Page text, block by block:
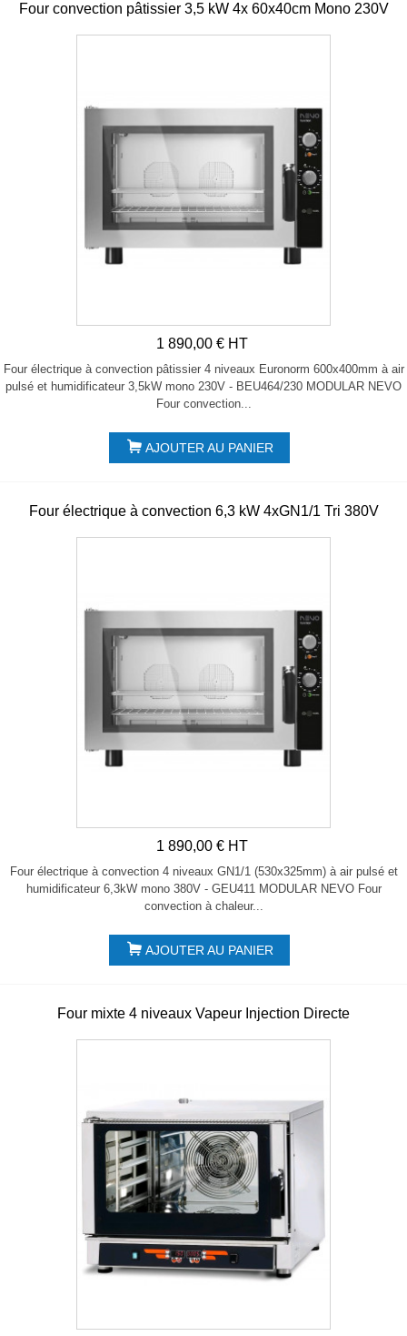
Four convection pâtissier 3,5 kW 4x 60x40cm Mono 230V
1 890,00 € HT
Four électrique à convection pâtissier 4 niveaux Euronorm 600x400mm à air
pulsé et humidificateur 3,5kW mono 230V - BEU464/230 MODULAR NEVO
Four convection...
AJOUTER AU PANIER
Four électrique à convection 6,3 kW 4xGN1/1 Tri 380V
1 890,00 € HT
Four électrique à convection 4 niveaux GN1/1 (530x325mm) à air pulsé et
humidificateur 6,3kW mono 380V - GEU411 MODULAR NEVO Four
convection à chaleur...
AJOUTER AU PANIER
Four mixte 4 niveaux Vapeur Injection Directe